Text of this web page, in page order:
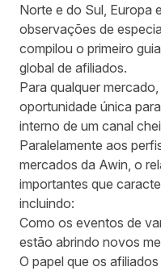
Norte e do Sul, Europa
observações de
compilou o primeiro
global de afiliados.
Para qualquer
oportunidade única
interno de um canal
Paralelamente aos
mercados da Awin, o
importantes que
incluindo:
Como os eventos de
estão abrindo novos
O papel que os